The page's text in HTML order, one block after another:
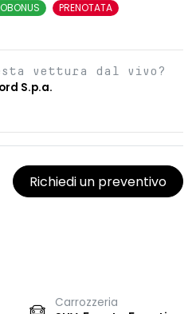
PRENOTATA
vettura dal vivo?
S.p.a.
Richiedi un preventivo
Carrozzeria